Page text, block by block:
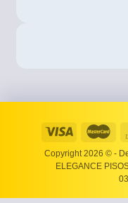
Copyright 2026 © -
ELEGANCE